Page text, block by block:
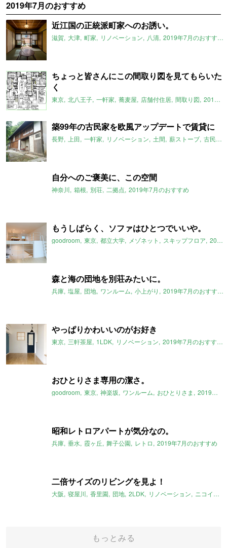
2019年7月のおすすめ
近江国の正統派町家へのお誘い。
滋賀 大津 町家 リノベーション 八清 2019年7月のおすすめ
ちょっと皆さんにこの間取り図を見てもらいた
く
東京 北八王子 一軒家 蕎麦屋 店舗付住居 間取り図 2019年7月のおすすめ
築99年の古民家を欧風アップデートで賃貸に
長野 上田 一軒家 リノベーション 土間 薪ストーブ 古民家
自分へのご褒美に、この空間
神奈川 箱根 別荘 二拠点 2019年7月のおすすめ
もうしばらく、ソファはひとつでいいや。
goodroom 東京 都立大学 メゾネット スキップフロア 2019年7月のおすすめ
森と海の団地を別荘みたいに。
兵庫 塩屋 団地 ワンルーム 小上がり 2019年7月のおすすめ
やっぱりかわいいのがお好き
東京 三軒茶屋 1LDK リノベーション 2019年7月のおすすめ
おひとりさま専用の潔さ。
goodroom 東京 神楽坂 ワンルーム おひとりさま 2019年7月のおすすめ
昭和レトロアパートが気分なの。
兵庫 垂水 霞ヶ丘 舞子公園 レトロ 2019年7月のおすすめ
二倍サイズのリビングを見よ！
大阪 寝屋川 香里園 団地 2LDK リノベーション ニコイチ
もっとみる